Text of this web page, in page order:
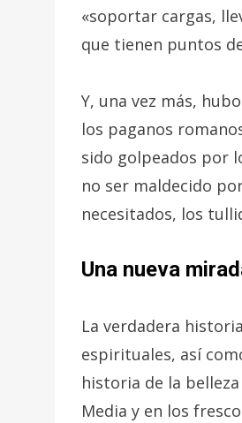
«soportar cargas,
que tienen puntos
Y, una vez más,
los paganos
sido golpeados por
no ser maldecido
necesitados, los
Una nueva
La verdadera
espirituales, así
historia de la
Media y en los